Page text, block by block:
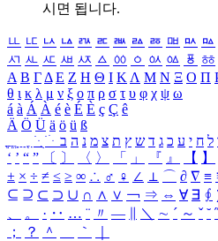
시면 됩니다.
ㅥ ㅦ ㅧ ㅨ ㅩ ㅪ ㅫ ㅬ ㅭ ㅮ ㅯ ㅰ
ㅺ ㅻ ㅼ ㅽ ㅾ ㅿ ㆀ ㆁ ㆂ ㆃ ㆄ ㆅ
Α Β ΓΔ Ε Ζ Η Θ Ι ΚΛ Μ Ν Ξ Ο Π
θ ι κ λ μ ν ξ ο π ρ σ τ υ φ χ ψ ω
á à Á À é è É È ç Ç ê
Ä Ö Ü ä ö ü ß
ִֶֹ ֻּ ׁׂ ל ח י ע כ ג ד ש ץ ת צ מ נ ה ב
‘ ’ “ ” 〔 〕 〈 〉 「 」 『 』 【 】
± × ÷ ≠ ≤ ≥ ∞ ∴ ♂ ♀ ∠ ⊥ ⌒ ∂ ∇ ≡
⊆ ⊇ ⊂ ⊃ ∪ ∩ ∧ ∨ ￢ ⇒ ⇔ ∀ ∃ ∮
、
。 · ‥ … ¨ 〃 ― ＼ ∼ ´ ～ ˇ ˘ ˝
；
？ ＾ ｀